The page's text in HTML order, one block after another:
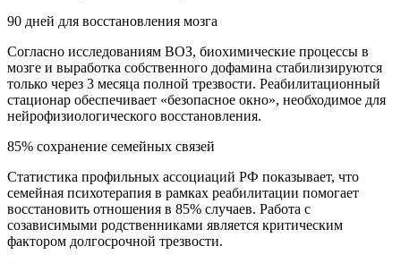
90 дней для восстановления мозга
Согласно исследованиям ВОЗ, биохимические процессы в
мозге и выработка собственного дофамина стабилизируются
только через 3 месяца полной трезвости. Реабилитационный
стационар обеспечивает «безопасное окно», необходимое для
нейрофизиологического восстановления.
85% сохранение семейных связей
Статистика профильных ассоциаций РФ показывает, что
семейная психотерапия в рамках реабилитации помогает
восстановить отношения в 85% случаев. Работа с
созависимыми родственниками является критическим
фактором долгосрочной трезвости.